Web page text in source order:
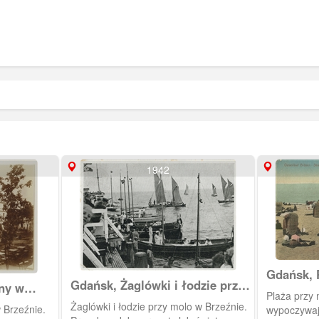
w
1942
Gdańsk, Żaglówki i łodzie przy
molo w Brzeźnie
Żaglówki i łodzie przy molo w Brzeźnie.
Gdańsk,
Brzeźnie
Plaża przy